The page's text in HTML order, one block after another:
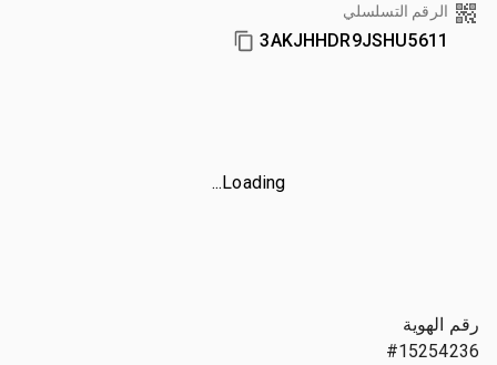
الرقم التسلسلي
3AKJHHDR9JSHU5611
Loading...
رقم الهوية
#15254236